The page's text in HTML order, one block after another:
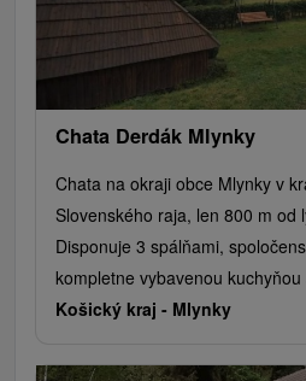
Chata Derdák Mlynky
Chata na okraji obce Mlynky v
Slovenského raja, len 800 m od
Disponuje 3 spálňami,
kompletne vybavenou
Košický kraj - Mlynky